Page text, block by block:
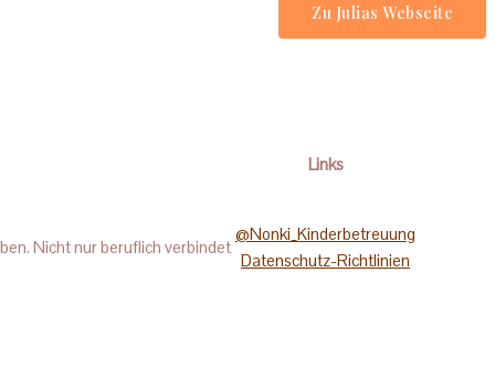
Zu Julias Webseite
Nicht nur beruflich verbindet
Links
@Nonki_Kinderbetreuung
Datenschutz-Richtlinien